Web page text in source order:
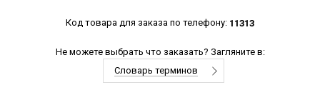
Код товара для заказа по телефону: 11313
Не можете выбрать что заказать? Загляните в:
Словарь терминов